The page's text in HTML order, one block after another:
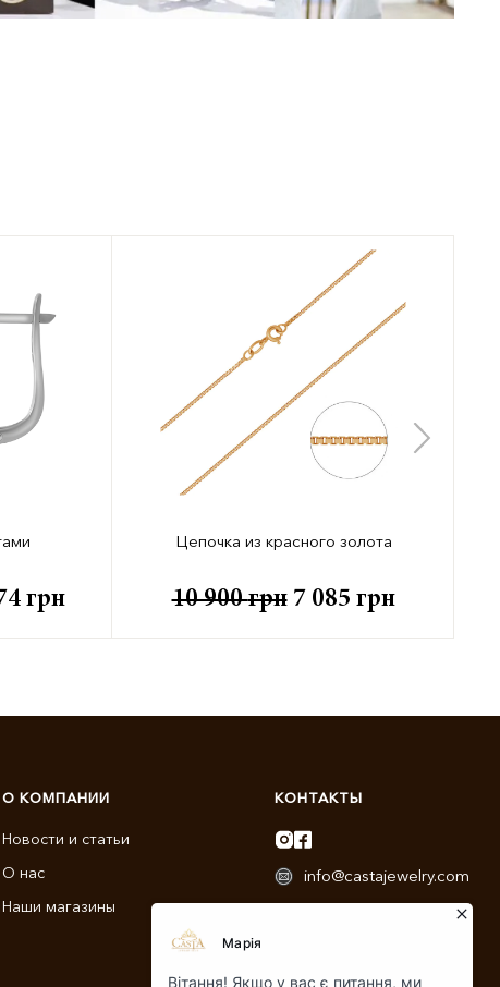
грн
Цепочка из красного золота
10 900грн 7 085 грн
О КОМПАНИИ
Новости и статьи
О нас
Наши магазины
КОНТАКТЫ
info@castajewelry.com